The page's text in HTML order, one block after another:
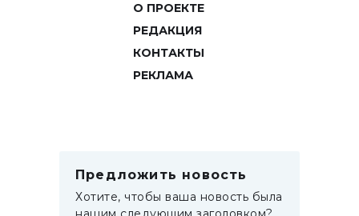
О ПРОЕКТЕ
РЕДАКЦИЯ
КОНТАКТЫ
РЕКЛАМА
Предложить новость
Хотите, чтобы ваша новость была